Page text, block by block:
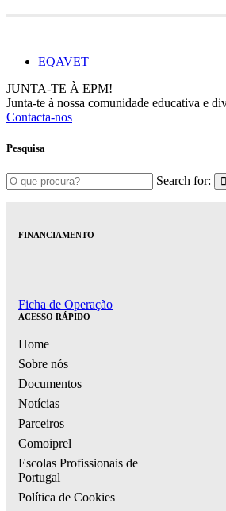
EQAVET
JUNTA-TE À EPM!
Junta-te à nossa comunidade educativa e
Contacta-nos
Pesquisa
Search for:
FINANCIAMENTO
Ficha de Operação
ACESSO RÁPIDO
Home
Sobre nós
Documentos
Notícias
Parceiros
Comoiprel
Escolas Profissionais de
Portugal
Política de Cookies